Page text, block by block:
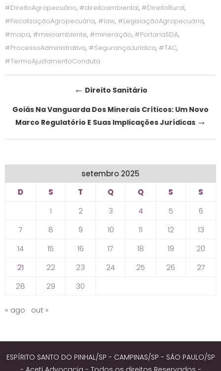
#DireitoAgropecuário, #direitoambiental, #DireitoRural,
#FiscalizaçãoAgropecuária, #law, #LegislaçãoAgropecuária,
#mapa, #meioambiente, #mineração, #PortariaSDA,
#ProcessoAdministrativo, #SegurançaJurídica, #TAC,
#TermoAjustamentoConduta
navigation
← Direito Sanitário
Goiás Na Vanguarda Dos Minerais Críticos: Um Novo
Marco Regulatório E Suas Implicações Jurídicas →
setembro 2025
D
S T Q Q S
S
1
2 3 4 5
6
7
8 9 10 11 12
13
14
15 16 17 18 19
20
21
22 23 24 25 26
27
28
29 30
« ago out »
ESPÍRITO SANTO DO PINHAL/SP - CAMPINAS/SP - SÃO PAULO/SP